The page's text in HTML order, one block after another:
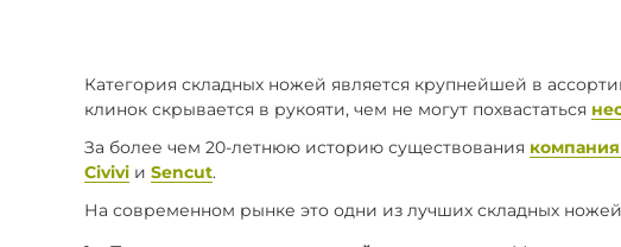
Категория складных ножей является крупнейшей в
клинок скрывается в рукояти, чем не могут похвастаться
За более чем 20-летнюю историю существования
Civivi иSencut.
На современном рынке это одни из лучших складных